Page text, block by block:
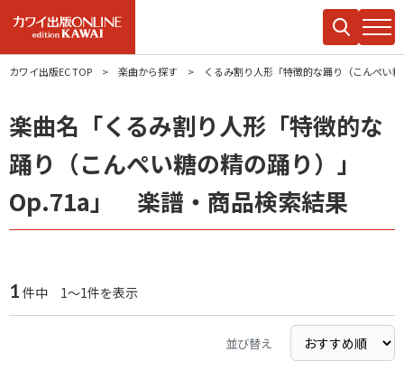
カワイ出版EC TOP 楽曲から探す くるみ割り人形「特徴的な踊り（こんぺい
楽曲名「くるみ割り人形「特徴的な
踊り（こんぺい糖の精の踊り）」
Op.71a」 楽譜・商品検索結果
1 件中 1～1件を表示
並び替え